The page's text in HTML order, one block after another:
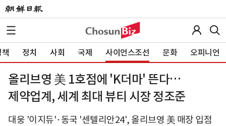
정치 사회 국제 사이언스조선 문화 오피니언
올리브영 美 1호점에 'K더마' 뜬다…
제약업계, 세계 최대 뷰티 시장 정조준
대웅 '이지듀'·동국 '센텔리안24', 올리브영 美 매장 입점